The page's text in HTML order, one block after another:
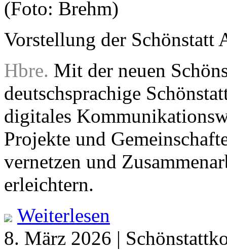
Vorstellung der Schönstatt
Hbre. Mit der neuen
deutschsprachige
digitales
Projekte und
vernetzen und
erleichtern.
Weiterlesen
8. März 2026 |